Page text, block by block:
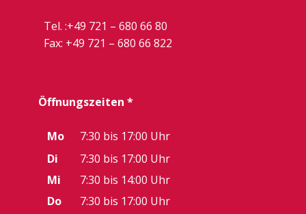
Tel. :+49 721 – 680 66 80
Fax: +49 721 – 680 66 822
Öffnungszeiten *
Mo
7:30 bis 17:00 Uhr
Di
7:30 bis 17:00 Uhr
Mi
7:30 bis 14:00 Uhr
Do
7:30 bis 17:00 Uhr